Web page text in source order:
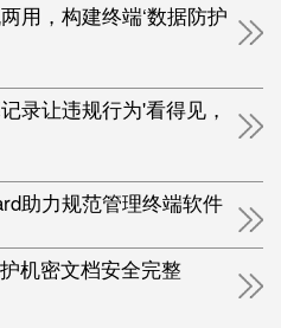
用，构建终端‘数据防护
录让违规行为'看得见，
助力规范管理终端软件
机密文档安全完整